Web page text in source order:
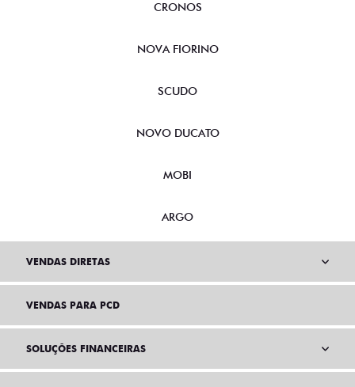
CRONOS
NOVA FIORINO
SCUDO
NOVO DUCATO
MOBI
ARGO
VENDAS DIRETAS
VENDAS PARA PCD
SOLUÇÕES FINANCEIRAS